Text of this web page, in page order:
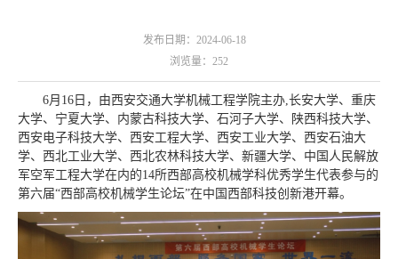
发布日期：2024-06-18
浏览量： 252
6月16日，由西安交通大学机械工程学院主办,长安大学、重庆
大学、宁夏大学、内蒙古科技大学、石河子大学、陕西科技大学、
西安电子科技大学、西安工程大学、西安工业大学、西安石油大
学、西北工业大学、西北农林科技大学、新疆大学、中国人民解放
军空军工程大学在内的14所西部高校机械学科优秀学生代表参与的
第六届“西部高校机械学生论坛”在中国西部科技创新港开幕。